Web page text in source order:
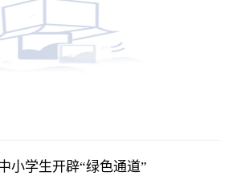
小学生开辟“绿色通道”